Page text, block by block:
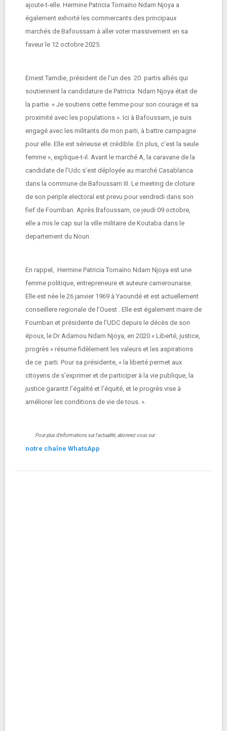
ajoute-t-elle. Hermine Patricia Tomaïno Ndam Njoya a
également exhorté les commercants des principaux
marchés de Bafoussam à aller voter massivement en sa
faveur le 12 octobre 2025.
Ernest Tamdie, président de l’un des 20 partis alliés qui
soutiennent la candidature de Patricia Ndam Njoya était de
la partie. « Je soutiens cette femme pour son courage et sa
proximité avec les populations ». Ici à Bafoussam, je suis
engagé avec les militants de mon parti, à battre campagne
pour elle. Elle est sérieuse et crédible. En plus, c’est la seule
femme », explique-t-il. Avant le marché A, la caravane de la
candidate de l’Udc s’est déployée au marché Casablanca
dans la commune de Bafoussam III. Le meeting de cloture
de son periple electoral est prevu pour vendredi dans son
fief de Foumban. Après Bafoussam, ce jeudi 09 octobre,
elle a mis le cap sur la ville militaire de Koutaba dans le
departement du Noun.
En rappel, Hermine Patricia Tomaïno Ndam Njoya est une
femme politique, entrepreneure et auteure camerounaise.
Elle est née le 26 janvier 1969 à Yaoundé et est actuellement
conseillere regionale de l’Ouest . Elle est également maire de
Foumban et présidente de l'UDC depuis le décès de son
époux, le Dr Adamou Ndam Njoya, en 2020 « Liberté, justice,
progrès » résume fidèlement les valeurs et les aspirations
de ce parti. Pour sa présidente, « la liberté permet aux
citoyens de s’exprimer et de participer à la vie publique, la
justice garantit l’égalité et l’équité, et le progrès vise à
améliorer les conditions de vie de tous. ».
Pour plus d'informations sur l'actualité, abonnez vous sur :
notre chaîne WhatsApp